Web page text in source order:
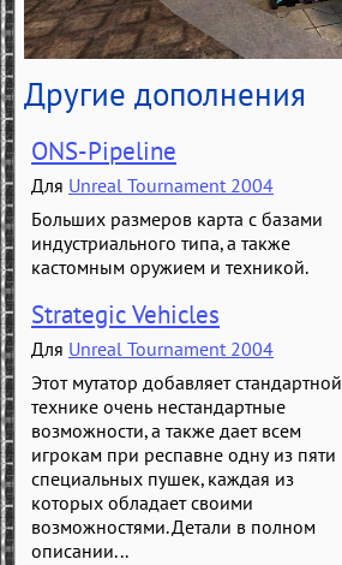
Другие дополнения
ONS-Pipeline
Для Unreal Tournament 2004
Больших размеров карта с базами
индустриального типа, а также
кастомным оружием и техникой.
Strategic Vehicles
Для Unreal Tournament 2004
Этот мутатор добавляет стандартной
технике очень нестандартные
возможности, а также дает всем
игрокам при респавне одну из пяти
специальных пушек, каждая из
которых обладает своими
возможностями. Детали в полном
описании...